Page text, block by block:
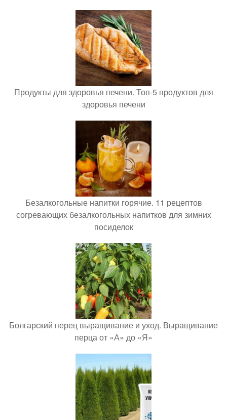
Продукты для здоровья печени. Топ-5 продуктов для
здоровья печени
Безалкогольные напитки горячие. 11 рецептов
согревающих безалкогольных напитков для зимних
посиделок
Болгарский перец выращивание и уход. Выращивание
перца от «А» до «Я»